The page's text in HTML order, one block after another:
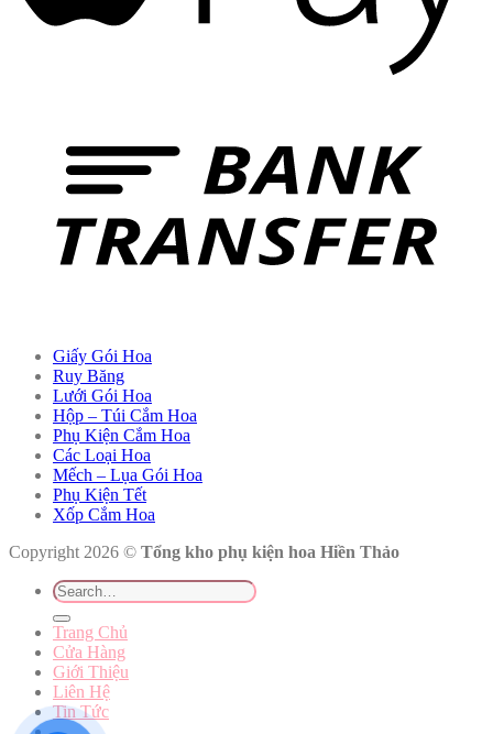
Giấy Gói Hoa
Ruy Băng
Lưới Gói Hoa
Hộp – Túi Cắm Hoa
Phụ Kiện Cắm Hoa
Các Loại Hoa
Mếch – Lụa Gói Hoa
Phụ Kiện Tết
Xốp Cắm Hoa
Copyright 2026 © Tổng kho phụ kiện hoa Hiền Thảo
Search
for:
Trang Chủ
Cửa Hàng
Giới Thiệu
Liên Hệ
Tin Tức